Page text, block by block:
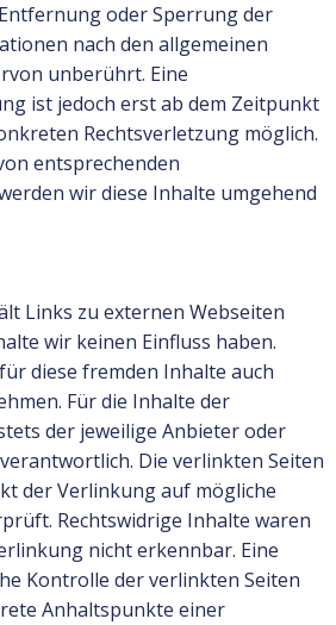
oder Sperrung der
nach den allgemeinen
unberührt. Eine
ist jedoch erst ab dem Zeitpunkt
Rechtsverletzung möglich.
entsprechenden
wir diese Inhalte umgehend
Links zu externen Webseiten
wir keinen Einfluss haben.
diese fremden Inhalte auch
Für die Inhalte der
der jeweilige Anbieter oder
Die verlinkten Seiten
der Verlinkung auf mögliche
Rechtswidrige Inhalte waren
nicht erkennbar. Eine
Kontrolle der verlinkten Seiten
Anhaltspunkte einer